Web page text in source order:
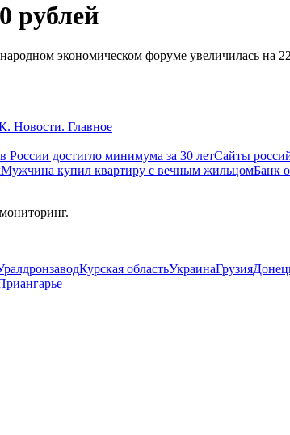
рублей
экономическом форуме увеличилась
Новости. Главное
России достигло минимума за 30 летСайты
Мужчина купил квартиру с вечным жильцомБанк
Курская областьУкраинаГрузия